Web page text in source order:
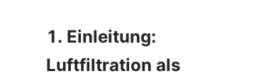
1. Einleitung:
Luftfiltration als